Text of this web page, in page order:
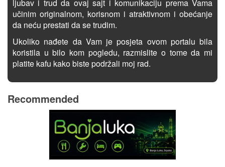
ljubav i trud da ovaj sajt i komunikaciju prema Vama
učinim originalnom, korisnom i atraktivnom i obećanje
da neću prestati da se trudim.
Ukoliko nađete da Vam je posjeta ovom portalu bila
koristila u bilo kom pogledu, razmislite o tome da mi
platite kafu kako biste podržali moj rad.
Recommended